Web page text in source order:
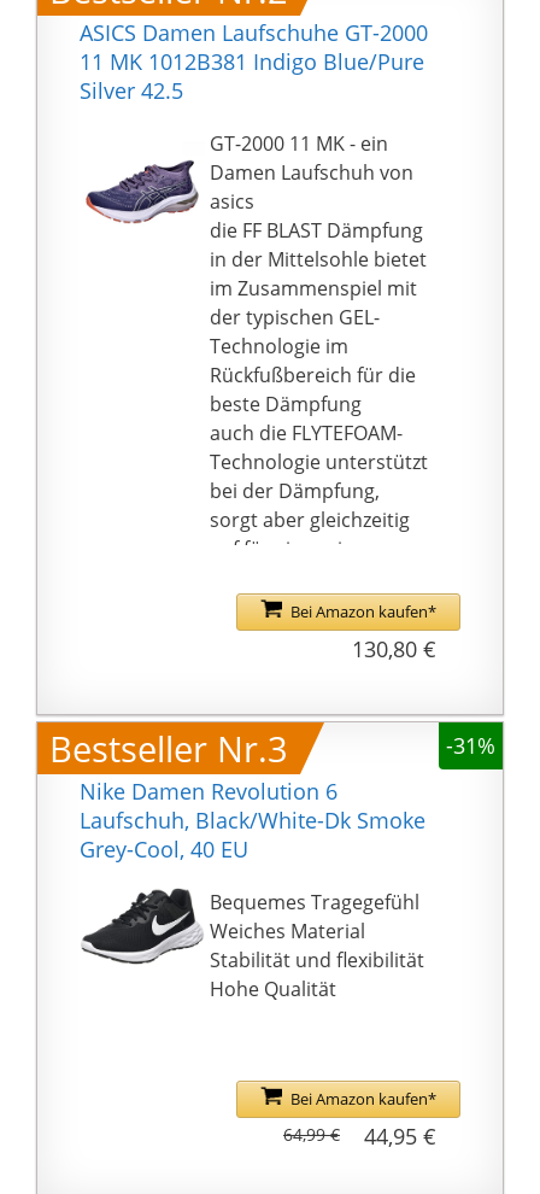
ASICS Damen Laufschuhe GT-2000
11 MK 1012B381 Indigo Blue/Pure
Silver 42.5
GT-2000 11 MK - ein
Damen Laufschuh von
asics
die FF BLAST Dämpfung
in der Mittelsohle bietet
im Zusammenspiel mit
der typischen GEL-
Technologie im
Rückfußbereich für die
beste Dämpfung
auch die FLYTEFOAM-
Technologie unterstützt
bei der Dämpfung,
sorgt aber gleichzeitig
auf für ein geringes
Laufschuhs
für mehr Haltbarkeit
sorgt die AHARPLUS
bessere
Abriebfestigkeit als
normale Außensohlen
bietet
mit der Schnürung, den
und der hohen
Atmungsaktivität wird
der Schuh perfekt
Bei Amazon kaufen*
130,80 €
Bestseller Nr.3
-31%
Nike Damen Revolution 6
Laufschuh, Black/White-Dk Smoke
Grey-Cool, 40 EU
Bequemes Tragegefühl
Weiches Material
Stabilität und flexibilität
Hohe Qualität
Bei Amazon kaufen*
44,95 €
64,99 €